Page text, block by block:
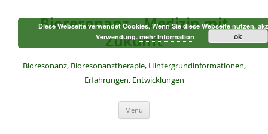
springenBioresonanz – Medizin mit
Zukunft
Bioresonanz, Bioresonanztherapie, Hintergrundinformationen,
Erfahrungen, Entwicklungen
Menü
Diese Webseite verwendet Cookies. Wenn Sie diese Webseite nutzen,
Verwendung.mehr Information ok